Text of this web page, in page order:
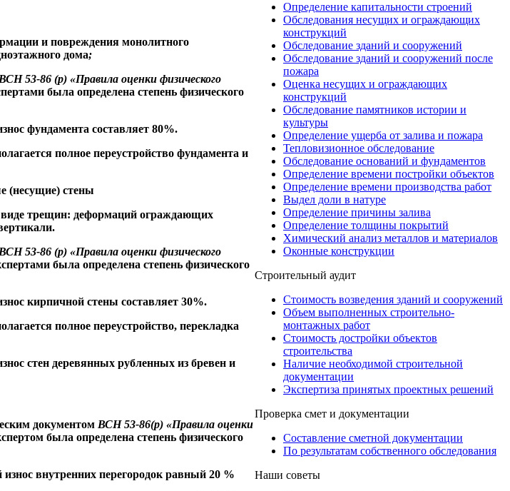
и повреждения монолитного
дома;
ВСН 53-86 (р) «Правила оценки физического
была определена степень физического
фундамента составляет 80%.
полное переустройство фундамента и
(несущие) стены
трещин: деформаций ограждающих
ВСН 53-86 (р) «Правила оценки физического
была определена степень физического
кирпичной стены составляет 30%.
полное переустройство, перекладка
стен деревянных рубленных из бревен и
документом ВСН 53-86(р) «Правила оценки
была определена степень физического
внутренних перегородок равный 20 %
Определение капитальности строений
Обследования несущих и ограждающих
конструкций
Обследование зданий и сооружений
Обследование зданий и сооружений после
пожара
Оценка несущих и ограждающих
конструкций
Обследование памятников истории и
культуры
Определение ущерба от залива и пожара
Тепловизионное обследование
Обследование оснований и фундаментов
Определение времени постройки объектов
Определение времени производства работ
Выдел доли в натуре
Определение причины залива
Определение толщины покрытий
Химический анализ металлов и материалов
Оконные конструкции
Строительный аудит
Стоимость возведения зданий и сооружений
Объем выполненных строительно-
монтажных работ
Стоимость достройки объектов
строительства
Наличие необходимой строительной
документации
Экспертиза принятых проектных решений
Проверка смет и документации
Составление сметной документации
По результатам собственного обследования
Наши советы